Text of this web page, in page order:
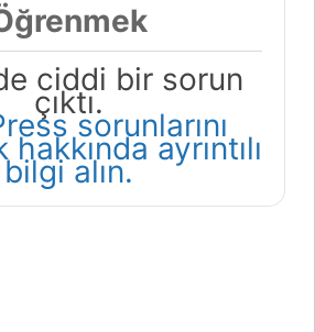
ciddi bir sorun
çıktı.
sorunlarını
ayrıntılı
bilgi alın.